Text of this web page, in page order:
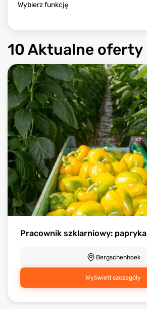
Wybierz funkcję
Pracownik szklarniowy: papryka
Bergschenhoek
Wyświetl szczegóły
10 Aktualne oferty